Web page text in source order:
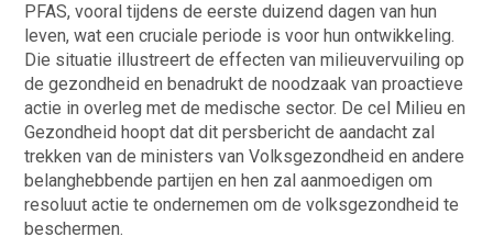
PFAS, vooral tijdens de eerste duizend dagen van hun
leven, wat een cruciale periode is voor hun ontwikkeling.
Die situatie illustreert de effecten van milieuvervuiling op
de gezondheid en benadrukt de noodzaak van proactieve
actie in overleg met de medische sector. De cel Milieu en
Gezondheid hoopt dat dit persbericht de aandacht zal
trekken van de ministers van Volksgezondheid en andere
belanghebbende partijen en hen zal aanmoedigen om
resoluut actie te ondernemen om de volksgezondheid te
beschermen.